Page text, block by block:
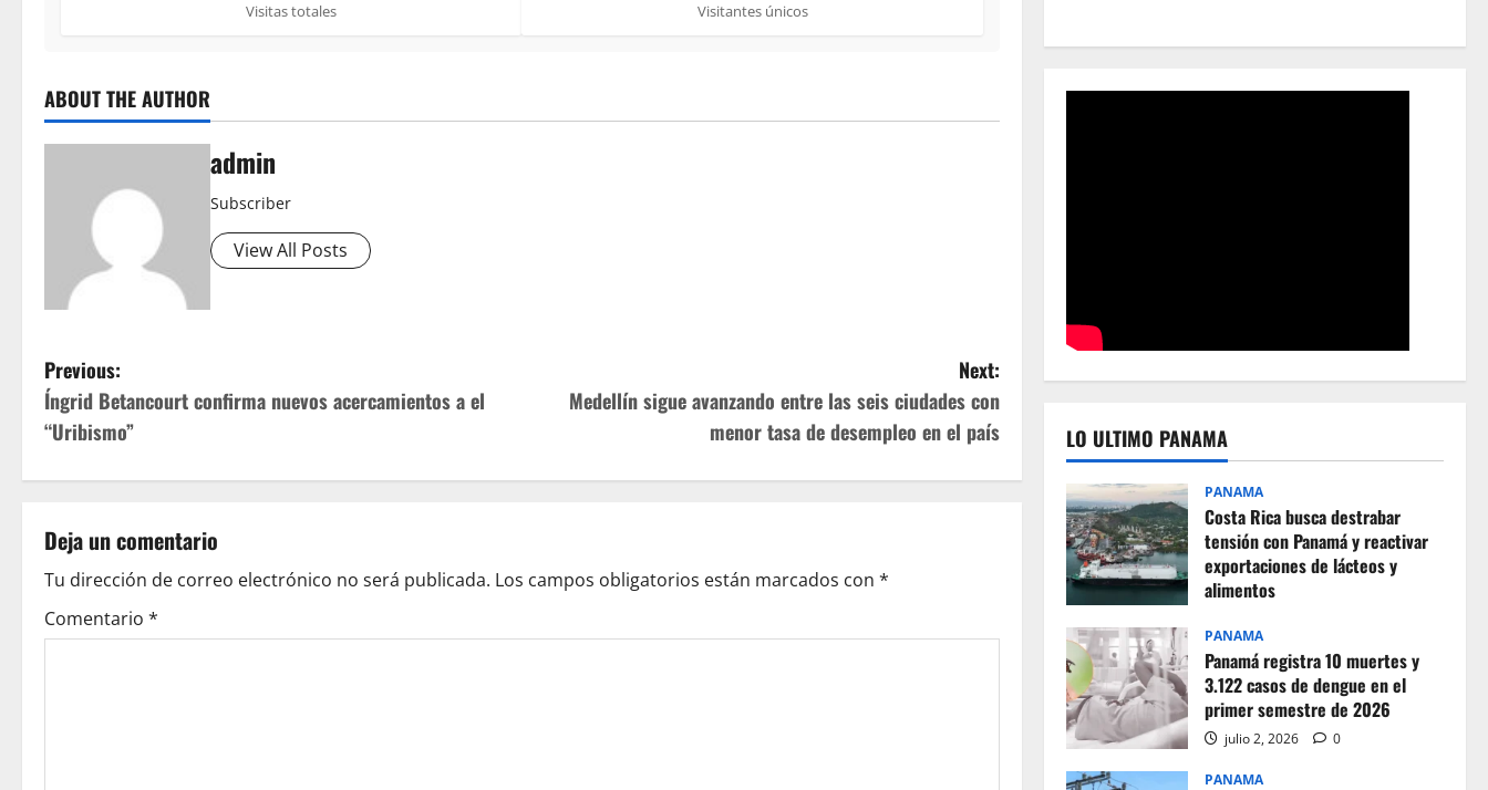
Visitas totales Visitantes únicos
ABOUT THE AUTHOR
admin
Subscriber
View All Posts
P
o
s
n
a
v
Previous:
Íngrid Betancourt confirma nuevos acercamientos a el
“Uribismo”
Next:
Medellín sigue avanzando entre las seis ciudades con
menor tasa de desempleo en el país
Deja un comentario
Tu dirección de correo electrónico no será publicada. Los campos obligatorios están marcados con *
Comentario *
LO ULTIMO PANAMA
PANAMA
Costa Rica busca destrabar
tensión con Panamá y reactivar
exportaciones de lácteos y
alimentos
PANAMA
Panamá registra 10 muertes y
3.122 casos de dengue en el
primer semestre de 2026
julio 2, 2026 0
PANAMA